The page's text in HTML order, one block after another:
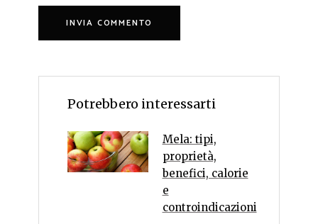
Potrebbero interessarti
Mela: tipi,
proprietà,
benefici, calorie
e
controindicazioni